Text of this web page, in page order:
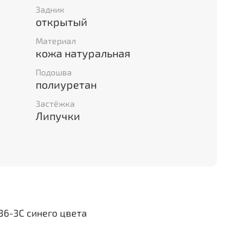
Задник
открытый
Материал
кожа натуральная
Подошва
полиуретан
Застёжка
Липучки
3C синего цвета